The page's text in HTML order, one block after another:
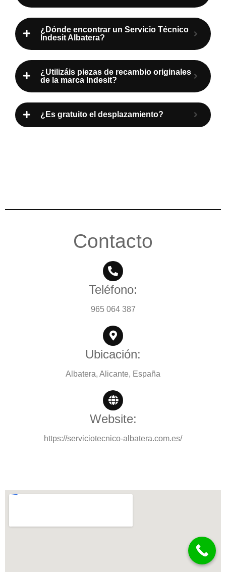
¿Dónde encontrar un Servicio Técnico
Indesit Albatera?
¿Utilizáis piezas de recambio originales
de la marca Indesit?
¿Es gratuito el desplazamiento?
Contacto
Teléfono:
965 064 387
Ubicación:
Albatera, Alicante, España
Website:
https://serviciotecnico-albatera.com.es/